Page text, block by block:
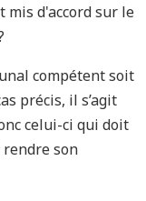
mis d'accord sur le
compétent soit
précis, il s’agit
celui-ci qui doit
son